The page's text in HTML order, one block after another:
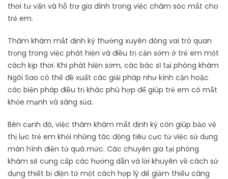
thời tư vấn và hỗ trợ gia đình trong việc chăm sóc mắt cho
trẻ em.
Thăm khám mắt định kỳ thường xuyên đóng vai trò quan
trọng trong việc phát hiện và điều trị cận sớm ở trẻ em một
cách kịp thời. Khi phát hiện sớm, các bác sĩ tại phòng khám
Ngôi Sao có thể đề xuất các giải pháp như kính cận hoặc
các biện pháp điều trị khác phù hợp để giúp trẻ em có mắt
khỏe mạnh và sáng sủa.
Bên cạnh đó, việc thăm khám mắt định kỳ còn giúp bảo vệ
thị lực trẻ em khỏi những tác động tiêu cực từ việc sử dụng
màn hình điện tử quá mức. Các chuyên gia tại phòng
khám sẽ cung cấp các hướng dẫn và lời khuyên về cách sử
dụng thiết bị điện tử một cách hợp lý để giảm thiểu căng